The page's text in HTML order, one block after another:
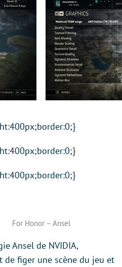
For Honor – Ansel
Ansel de NVIDIA,
de figer une scène du jeu et